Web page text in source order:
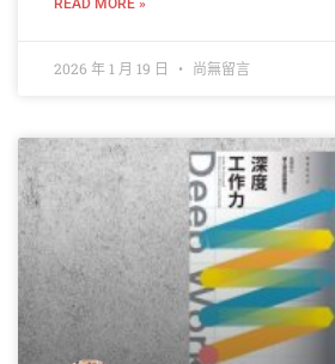
READ MORE »
2026 年 1 月 19 日 尚無留言